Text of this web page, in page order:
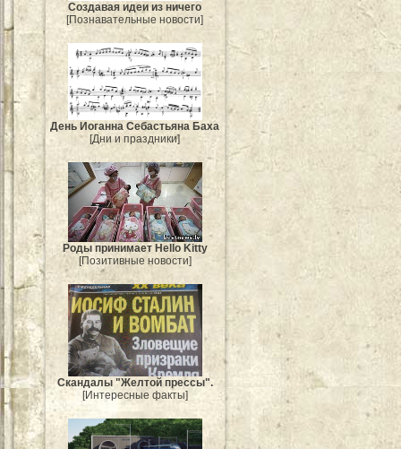
Создавая идеи из ничего
[Познавательные новости]
День Иоганна Себастьяна Баха
[Дни и праздники]
Роды принимает Hello Kitty
[Позитивные новости]
Скандалы "Желтой прессы".
[Интересные факты]